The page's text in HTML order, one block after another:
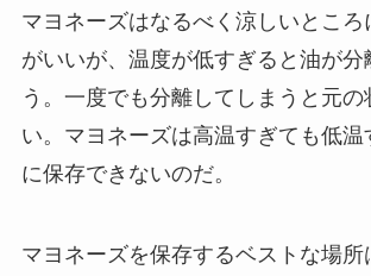
マヨネーズはなるべく涼しいところ
がいいが、温度が低すぎると油が分
う。一度でも分離してしまうと元の
い。マヨネーズは高温すぎても低温
に保存できないのだ。
マヨネーズを保存するベストな場所